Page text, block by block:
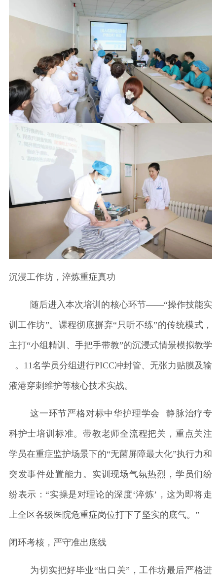
沉浸工作坊，淬炼重症真功
随后进入本次培训的核心环节——“操作技能实
训工作坊”。课程彻底摒弃“只听不练”的传统模式，
主打“小组精训、手把手带教”的沉浸式情景模拟教学
。11名学员分组进行PICC冲封管、无张力贴膜及输
液港穿刺维护等核心技术实战。
这一环节严格对标中华护理学会 静脉治疗专
科护士培训标准。带教老师全流程把关，重点关注
学员在重症监护场景下的“无菌屏障最大化”执行力和
突发事件处置能力。实训现场气氛热烈，学员们纷
纷表示：“实操是对理论的深度‘淬炼’，这为即将走
上全区各级医院危重症岗位打下了坚实的底气。”
闭环考核，严守准出底线
为切实把好毕业“出口关”，工作坊最后严格进